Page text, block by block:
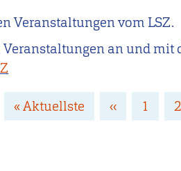
Veranstaltungen vom LSZ.
an und
Erste
« Aktuellste
Vorherige
‹‹ Page
1 2